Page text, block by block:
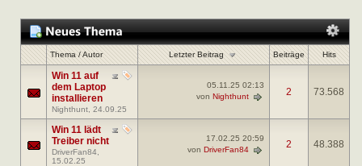
Thema/Autor Letzter Beitrag Beiträge Hits
Win 11 auf
dem Laptop
installieren
Nighthunt , 24.09.25
05.11.25 02:13
von Nighthunt 2 73.568
Win 11 lädt
Treiber nicht
DriverFan84
15.02.25
17.02.25 20:59
von DriverFan84 2 48.388